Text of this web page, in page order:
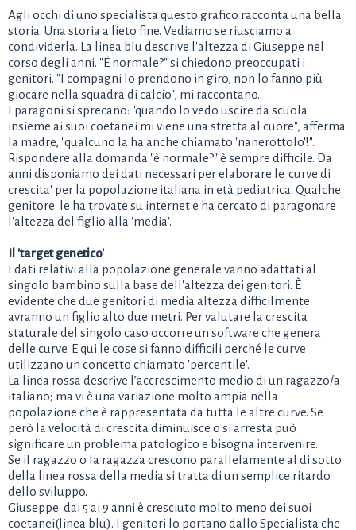
Agli occhi di uno specialista questo grafico racconta una bella
storia. Una storia a lieto fine. Vediamo se riusciamo a
condividerla. La linea blu descrive l'altezza di Giuseppe nel
corso degli anni. "È normale?" si chiedono preoccupati i
genitori. "I compagni lo prendono in giro, non lo fanno più
giocare nella squadra di calcio", mi raccontano.
I paragoni si sprecano: "quando lo vedo uscire da scuola
insieme ai suoi coetanei mi viene una stretta al cuore", afferma
la madre, "qualcuno la ha anche chiamato 'nanerottolo'!".
Rispondere alla domanda "è normale?" è sempre difficile. Da
anni disponiamo dei dati necessari per elaborare le 'curve di
crescita' per la popolazione italiana in età pediatrica. Qualche
genitore le ha trovate su internet e ha cercato di paragonare
l'altezza del figlio alla 'media'.
Il 'target genetico'
I dati relativi alla popolazione generale vanno adattati al
singolo bambino sulla base dell'altezza dei genitori. È
evidente che due genitori di media altezza difficilmente
avranno un figlio alto due metri. Per valutare la crescita
staturale del singolo caso occorre un software che genera
delle curve. E qui le cose si fanno difficili perché le curve
utilizzano un concetto chiamato 'percentile'.
La linea rossa descrive l’accrescimento medio di un ragazzo/a
italiano; ma vi è una variazione molto ampia nella
popolazione che è rappresentata da tutta le altre curve. Se
però la velocità di crescita diminuisce o si arresta può
significare un problema patologico e bisogna intervenire.
Se il ragazzo o la ragazza crescono parallelamente al di sotto
della linea rossa della media si tratta di un semplice ritardo
dello sviluppo.
Giuseppe dai 5 ai 9 anni è cresciuto molto meno dei suoi
coetanei(linea blu). I genitori lo portano dallo Specialista che